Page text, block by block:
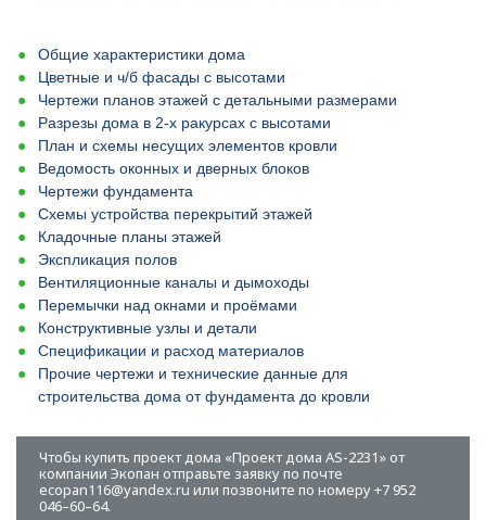
Общие характеристики дома
Цветные и ч/б фасады с высотами
Чертежи планов этажей с детальными размерами
Разрезы дома в 2-х ракурсах с высотами
План и схемы несущих элементов кровли
Ведомость оконных и дверных блоков
Чертежи фундамента
Схемы устройства перекрытий этажей
Кладочные планы этажей
Экспликация полов
Вентиляционные каналы и дымоходы
Перемычки над окнами и проёмами
Конструктивные узлы и детали
Спецификации и расход материалов
Прочие чертежи и технические данные для
строительства дома от фундамента до кровли
Чтобы купить проект дома «Проект дома AS-2231» от
компании Экопан отправьте заявку по почте
ecopan116@yandex.ru или позвоните по номеру +7 952
046–60–64.